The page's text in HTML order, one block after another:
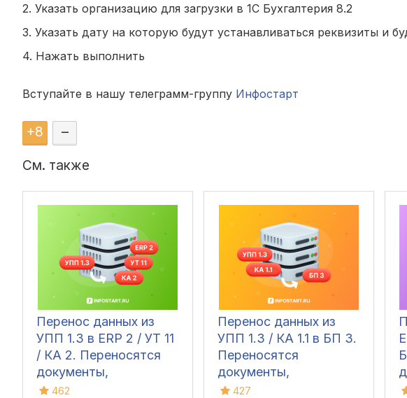
2. Указать организацию для загрузки в 1С Бухгалтерия 8.2
3. Указать дату на которую будут устанавливаться реквизиты и
4. Нажать выполнить
Вступайте в нашу телеграмм-группу Инфостарт
+8 –
См. также
Перенос данных из
УПП 1.3 в ERP 2 / УТ 11
/ КА 2. Переносятся
документы,
справочная
462
Перенос данных из
УПП 1.3 / КА 1.1 в БП 3.
Переносятся
документы,
справочники и
427